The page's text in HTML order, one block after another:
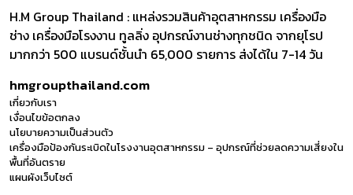
H.M Group Thailand : แหล่งรวมสินค้าอุตสาหกรรม เครื่องมือ
ช่าง เครื่องมือโรงงาน ทูลลิ่ง อุปกรณ์งานช่างทุกชนิด จากยุโรป
มากกว่า 500 แบรนด์ชั้นนำ 65,000 รายการ ส่งได้ใน 7-14 วัน
hmgroupthailand.com
เกี่ยวกับเรา
เงื่อนไขข้อตกลง
นโยบายความเป็นส่วนตัว
เครื่องมือป้องกันระเบิดในโรงงานอุตสาหกรรม – อุปกรณ์ที่ช่วยลดความเสี่ยงใน
พื้นที่อันตราย
แผนผังเว็บไซต์